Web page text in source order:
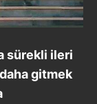
sürekli ileri
gitmek